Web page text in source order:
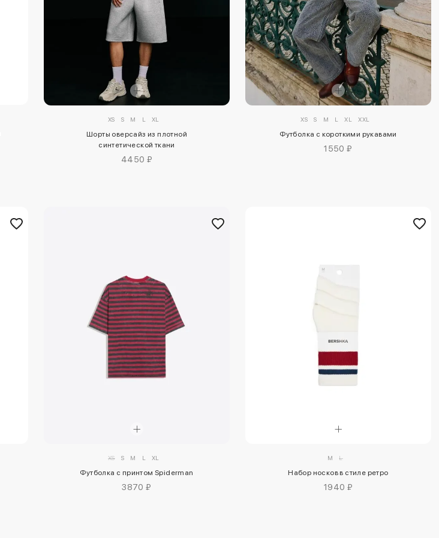
XS S M L XL
Шорты оверсайз из плотной
синтетической ткани
4450 ₽
XS S M L XL XXL
Футболка с короткими рукавами
1550 ₽
XS S M L XL
Футболка с принтом Spiderman
3870 ₽
M L
Набор носков в стиле ретро
1940 ₽